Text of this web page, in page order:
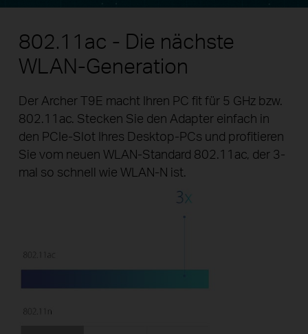
802.11ac - Die nächste
WLAN-Generation
Der Archer T9E macht Ihren PC fit für 5 GHz bzw.
802.11ac. Stecken Sie den Adapter einfach in
den PCIe-Slot Ihres Desktop-PCs und profitieren
Sie vom neuen WLAN-Standard 802.11ac, der 3-
mal so schnell wie WLAN-N ist.